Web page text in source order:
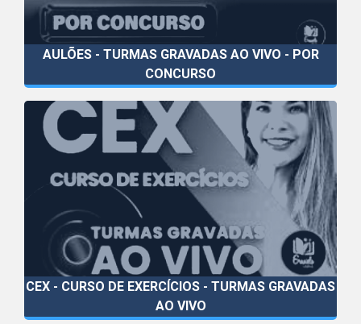
AULÕES - TURMAS GRAVADAS AO VIVO - POR
CONCURSO
CEX - CURSO DE EXERCÍCIOS - TURMAS GRAVADAS
AO VIVO